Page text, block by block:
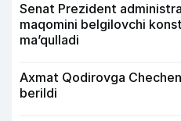
Senat Prezident
maqomini belgilovchi
ma’qulladi
Axmat Qodirovga
berildi